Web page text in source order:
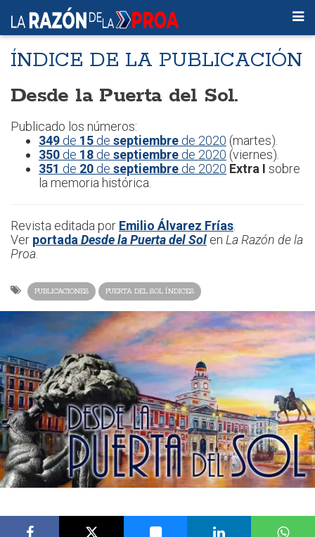
ÍNDICE DE LA PUBLICACIÓN
Desde la Puerta del Sol.
Publicado los números:
349 de 15 de septiembre de 2020 (martes).
350 de 18 de septiembre de 2020 (viernes).
351 de 20 de septiembre de 2020 Extra I sobre
la memoria histórica.
Revista editada por Emilio Álvarez Frías
Ver portada Desde la Puerta del Sol en La Razón de la
Proa
PUBLICACIONES PUERTA DEL SOL ÍNDICES